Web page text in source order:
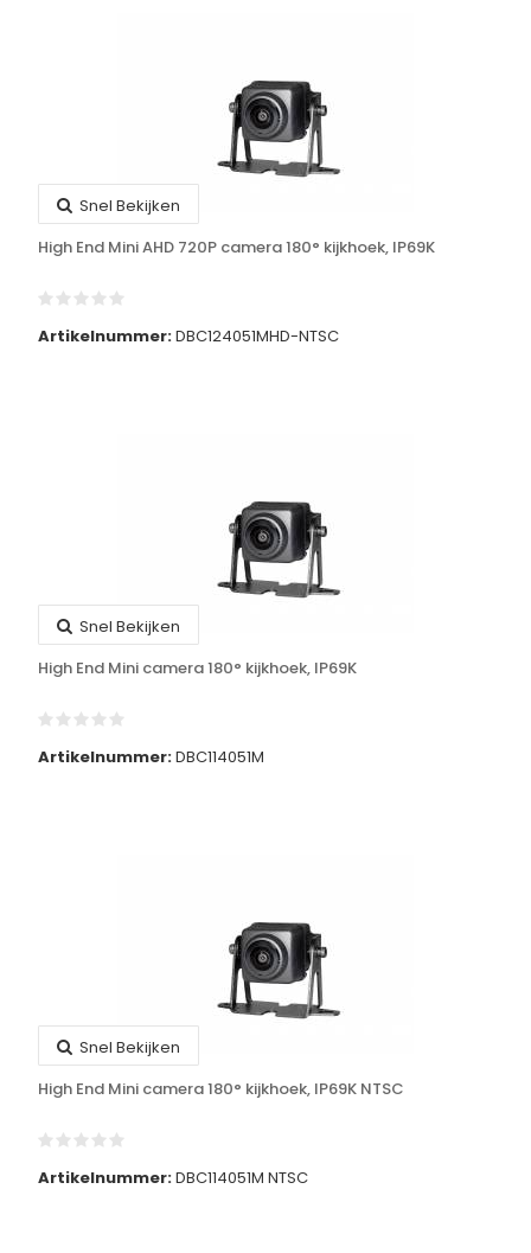
Snel Bekijken
High End Mini AHD 720P camera 180° kijkhoek, IP69K
Artikelnummer:DBC124051MHD-NTSC
Snel Bekijken
High End Mini camera 180° kijkhoek, IP69K
Artikelnummer:DBC114051M
Snel Bekijken
High End Mini camera 180° kijkhoek, IP69K NTSC
Artikelnummer:DBC114051M NTSC